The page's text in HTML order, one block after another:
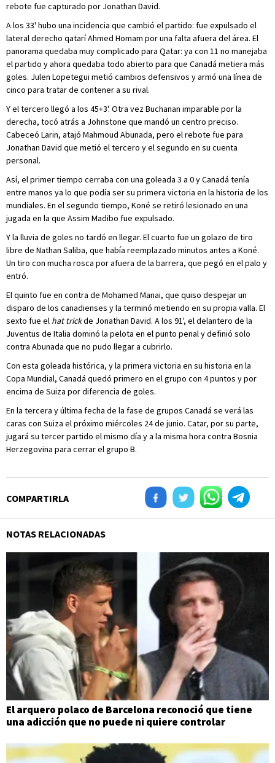
rebote fue capturado por Jonathan David.
A los 33' hubo una incidencia que cambió el partido: fue expulsado el
lateral derecho qatarí Ahmed Homam por una falta afuera del área. El
panorama quedaba muy complicado para Qatar: ya con 11 no manejaba
el partido y ahora quedaba todo abierto para que Canadá metiera más
goles. Julen Lopetegui metió cambios defensivos y armó una línea de
cinco para tratar de contener a su rival.
Y el tercero llegó a los 45+3'. Otra vez Buchanan imparable por la
derecha, tocó atrás a Johnstone que mandó un centro preciso.
Cabeceó Larin, atajó Mahmoud Abunada, pero el rebote fue para
Jonathan David que metió el tercero y el segundo en su cuenta
personal.
Así, el primer tiempo cerraba con una goleada 3 a 0 y Canadá tenía
entre manos ya lo que podía ser su primera victoria en la historia de los
mundiales. En el segundo tiempo, Koné se retiró lesionado en una
jugada en la que Assim Madibo fue expulsado.
Y la lluvia de goles no tardó en llegar. El cuarto fue un golazo de tiro
libre de Nathan Saliba, que había reemplazado minutos antes a Koné.
Un tiro con mucha rosca por afuera de la barrera, que pegó en el palo y
entró.
El quinto fue en contra de Mohamed Manai, que quiso despejar un
disparo de los canadienses y la terminó metiendo en su propia valla. El
sexto fue el hat trickde Jonathan David. A los 91', el delantero de la
Juventus de Italia dominó la pelota en el punto penal y definió solo
contra Abunada que no pudo llegar a cubrirlo.
Con esta goleada histórica, y la primera victoria en su historia en la
Copa Mundial, Canadá quedó primero en el grupo con 4 puntos y por
encima de Suiza por diferencia de goles.
En la tercera y última fecha de la fase de grupos Canadá se verá las
caras con Suiza el próximo miércoles 24 de junio. Catar, por su parte,
jugará su tercer partido el mismo día y a la misma hora contra Bosnia
Herzegovina para cerrar el grupo B.
COMPARTIRLA
NOTAS RELACIONADAS
El arquero polaco de Barcelona reconoció que tiene
una adicción que no puede ni quiere controlar